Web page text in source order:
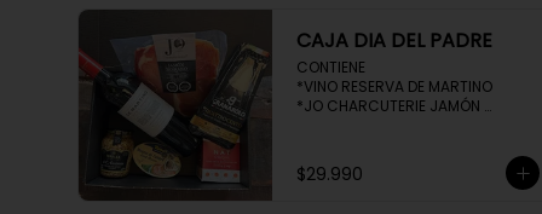
CAJA DIA DEL PADRE
CONTIENE
*VINO RESERVA DE MARTINO
*JO CHARCUTERIE JAMÓN
*HENAFF MOUSSE DE CANARD
*NAT CRACKERS PEQUEÑAS
$29.990